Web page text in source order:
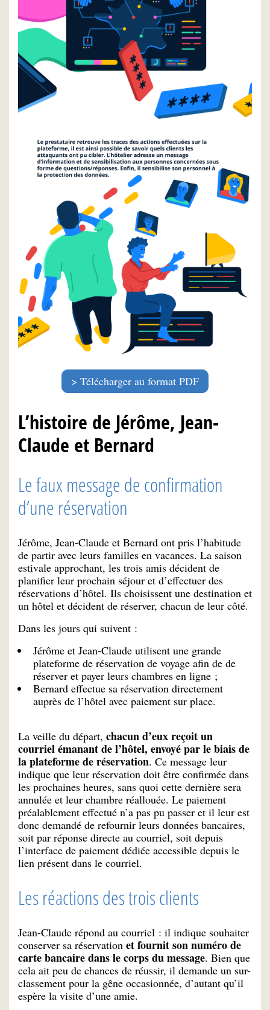
Télécharger au format PDF
L’histoire de Jérôme, Jean-
Claude et Bernard
Le faux message de confirmation
d’une réservation
Jérôme, Jean-Claude et Bernard ont pris l’habitude
de partir avec leurs familles en vacances. La saison
estivale approchant, les trois amis décident de
planifier leur prochain séjour et d’effectuer des
réservations d’hôtel. Ils choisissent une destination et
un hôtel et décident de réserver, chacun de leur côté.
Dans les jours qui suivent :
Jérôme et Jean-Claude utilisent une grande
plateforme de réservation de voyage afin de de
réserver et payer leurs chambres en ligne ;
Bernard effectue sa réservation directement
auprès de l’hôtel avec paiement sur place.
La veille du départ, chacun d’eux reçoit un
courriel émanant de l’hôtel, envoyé par le biais de
la plateforme de réservation. Ce message leur
indique que leur réservation doit être confirmée dans
les prochaines heures, sans quoi cette dernière sera
annulée et leur chambre réallouée. Le paiement
préalablement effectué n’a pas pu passer et il leur est
donc demandé de refournir leurs données bancaires,
soit par réponse directe au courriel, soit depuis
l’interface de paiement dédiée accessible depuis le
lien présent dans le courriel.
Les réactions des trois clients
Jean-Claude répond au courriel : il indique souhaiter
conserver sa réservation et fournit son numéro de
carte bancaire dans le corps du message. Bien que
cela ait peu de chances de réussir, il demande un sur-
classement pour la gêne occasionnée, d’autant qu’il
espère la visite d’une amie.